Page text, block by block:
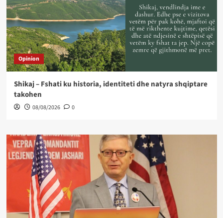
Opinion
Shikaj – Fshati ku historia, identiteti dhe natyra shqiptare
takohen
08/08/2026 0